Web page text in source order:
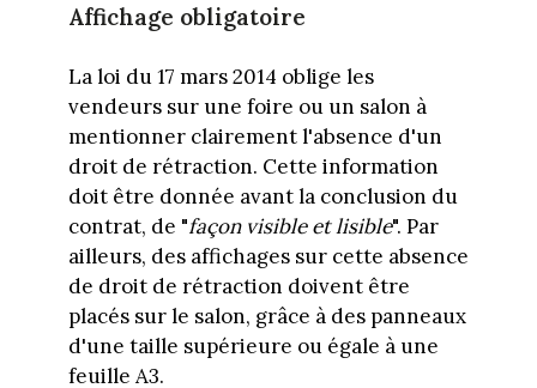
Affichage obligatoire
La loi du 17 mars 2014 oblige les
vendeurs sur une foire ou un salon à
mentionner clairement l'absence d'un
droit de rétraction. Cette information
doit être donnée avant la conclusion du
contrat, de "façon visible et lisible". Par
ailleurs, des affichages sur cette absence
de droit de rétraction doivent être
placés sur le salon, grâce à des panneaux
d'une taille supérieure ou égale à une
feuille A3.